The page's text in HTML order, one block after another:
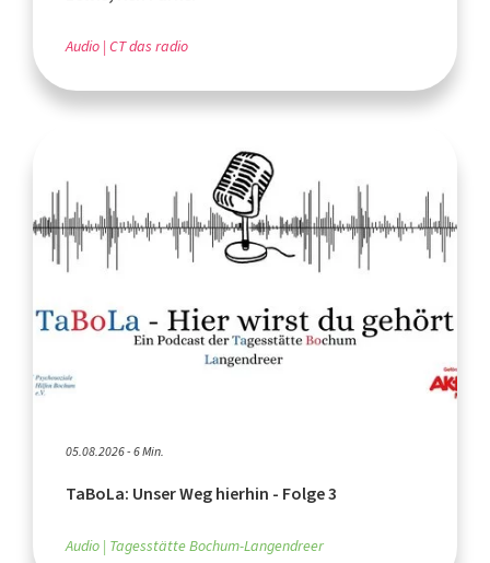
Audio CT das radio
05.08.2026 - 6 Min.
TaBoLa: Unser Weg hierhin - Folge 3
Audio Tagesstätte Bochum-Langendreer